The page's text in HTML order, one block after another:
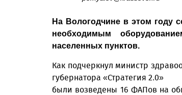
На Вологодчине в этом
необходимым
населенных пунктов.
Как подчеркнул министр
губернатора «Стратегия 2.0»
были возведены 16 ФАПов на